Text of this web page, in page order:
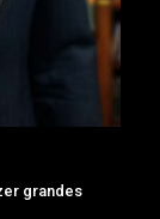
grandes